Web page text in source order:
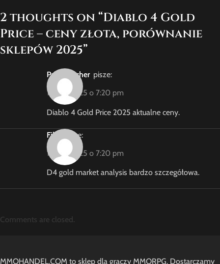
2 thoughts on “Diablo 4 Gold
Price – ceny złota, porównanie
sklepów 2025”
PriceWatcher pisze:
1 lipca, 2025 o 7:20 pm
Diablo 4 Gold Price 2025 aktualne ceny.
Filip
pisze:
1 lipca, 2025 o 7:20 pm
D4 gold market analysis bardzo szczegółowa.
Comments are closed.
MMOHANDEL.COM to sklep dla graczy MMORPG. Dostarczamy